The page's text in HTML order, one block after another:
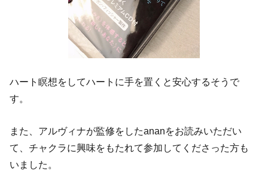
ハート瞑想をしてハートに手を置くと安心するそうで
す。
また、アルヴィナが監修をしたananをお読みいただい
て、チャクラに興味をもたれて参加してくださった方も
いました。